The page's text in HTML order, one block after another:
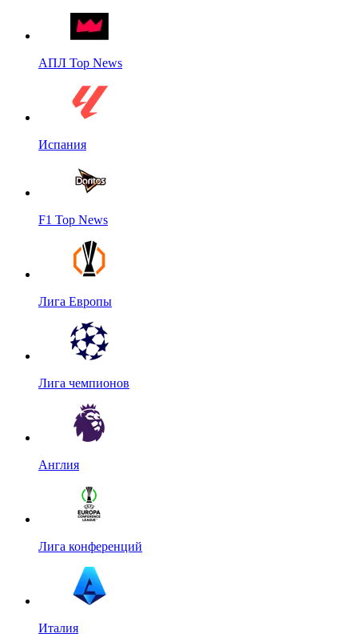
АПЛ Top News
Испания
F1 Top News
Лига Европы
Лига чемпионов
Англия
Лига конференций
Италия